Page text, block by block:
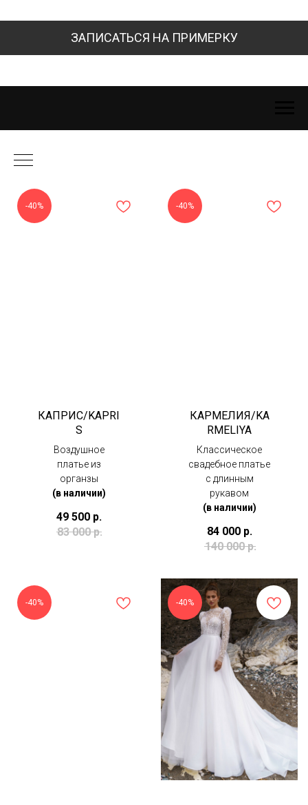
ЗАПИСАТЬСЯ НА ПРИМЕРКУ
-40%
КАПРИС/KAPRI
S
Воздушное
платье из
органзы
(в наличии)
49 500 р.
83 000 р.
-40%
КАРМЕЛИЯ/KA
RMELIYA
Классическое
свадебное платье
с длинным
рукавом
(в наличии)
84 000 р.
140 000 р.
-40% -40%